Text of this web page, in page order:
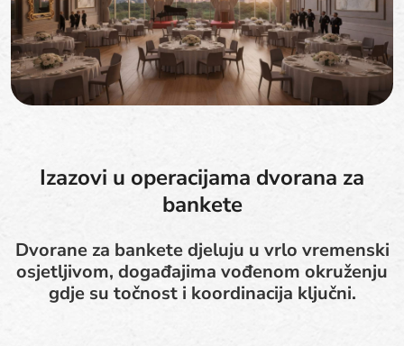
Izazovi u operacijama dvorana za
bankete
Dvorane za bankete djeluju u vrlo vremenski
osjetljivom, događajima vođenom okruženju
gdje su točnost i koordinacija ključni.